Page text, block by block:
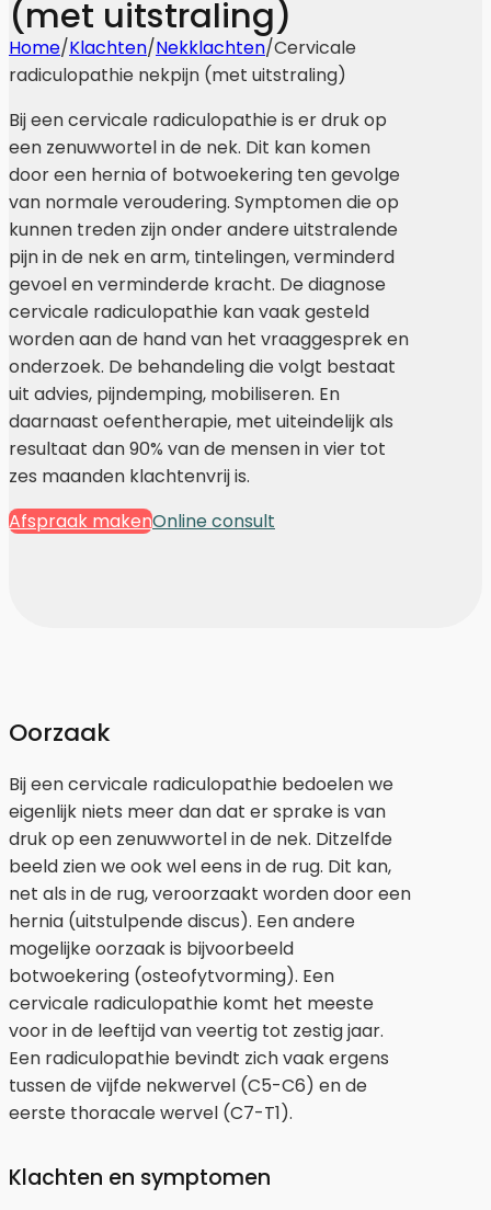
(met uitstraling)
Home/Klachten/Nekklachten/Cervicale
radiculopathie nekpijn (met uitstraling)
Bij een cervicale radiculopathie is er druk op
een zenuwwortel in de nek. Dit kan komen
door een hernia of botwoekering ten gevolge
van normale veroudering. Symptomen die op
kunnen treden zijn onder andere uitstralende
pijn in de nek en arm, tintelingen, verminderd
gevoel en verminderde kracht. De diagnose
cervicale radiculopathie kan vaak gesteld
worden aan de hand van het vraaggesprek en
onderzoek. De behandeling die volgt bestaat
uit advies, pijndemping, mobiliseren. En
daarnaast oefentherapie, met uiteindelijk als
resultaat dan 90% van de mensen in vier tot
zes maanden klachtenvrij is.
Afspraak makenOnline consult
Oorzaak
Bij een cervicale radiculopathie bedoelen we
eigenlijk niets meer dan dat er sprake is van
druk op een zenuwwortel in de nek. Ditzelfde
beeld zien we ook wel eens in de rug. Dit kan,
net als in de rug, veroorzaakt worden door een
hernia (uitstulpende discus). Een andere
mogelijke oorzaak is bijvoorbeeld
botwoekering (osteofytvorming). Een
cervicale radiculopathie komt het meeste
voor in de leeftijd van veertig tot zestig jaar.
Een radiculopathie bevindt zich vaak ergens
tussen de vijfde nekwervel (C5-C6) en de
eerste thoracale wervel (C7-T1).
Klachten en symptomen